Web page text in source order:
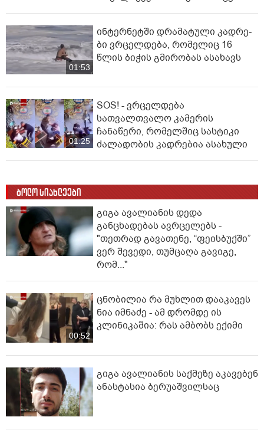
01:53
ინ­ტერ­ნეტ­ში დრა­მა­ტუ­ლი კად­რე­
ბი ვრცელდება, რომელიც 16
წლის ბიჭის გმირობას ასახავს
01:25
SOS! - ვრცელდება
სათვალთვალო კამერის
ჩანაწერი, რომელშიც სასტიკი
ძალადობის კადრებია ასახული
ბოლო სიახლეები
გიგა ავალიანის დედა
განცხადებას ავრცელებს -
"თეთრად გავათენე, “ფეისბუქში”
ვერ შევედი, თუმცაღა გავიგე,
რომ..."
00:52
ცნობილია რა მუხლით დააკავეს
ნია იმნაძე - ამ დრომდე ის
კლინიკაშია: რას ამბობს ექიმი
გიგა ავალიანის საქმეზე აკავებენ
ანასტასია ბერუაშვილსაც